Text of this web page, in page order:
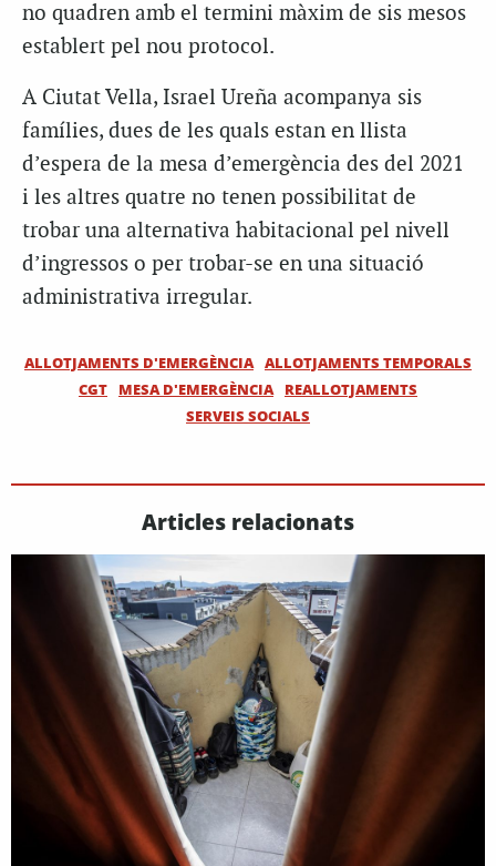
no quadren amb el termini màxim de sis mesos
establert pel nou protocol.
A Ciutat Vella, Israel Ureña acompanya sis
famílies, dues de les quals estan en llista
d’espera de la mesa d’emergència des del 2021
i les altres quatre no tenen possibilitat de
trobar una alternativa habitacional pel nivell
d’ingressos o per trobar-se en una situació
administrativa irregular.
ALLOTJAMENTS D'EMERGÈNCIA ALLOTJAMENTS TEMPORALS
CGT
MESA D'EMERGÈNCIA
REALLOTJAMENTS
SERVEIS SOCIALS
Articles relacionats